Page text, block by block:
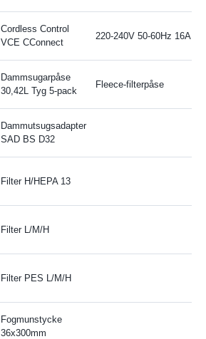
Cordless Control
VCE CConnect
220-240V 50-60Hz 16A
Dammsugarpåse
30,42L Tyg 5-pack
Fleece-filterpåse
Dammutsugsadapter
SAD BS D32
Filter H/HEPA 13
Filter L/M/H
Filter PES L/M/H
Fogmunstycke
36x300mm